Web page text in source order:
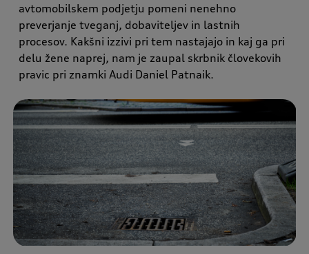
avtomobilskem podjetju pomeni nenehno
preverjanje tveganj, dobaviteljev in lastnih
procesov. Kakšni izzivi pri tem nastajajo in kaj ga pri
delu žene naprej, nam je zaupal skrbnik človekovih
pravic pri znamki Audi Daniel Patnaik.